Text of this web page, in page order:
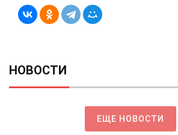
НОВОСТИ
ЕЩЕ НОВОСТИ